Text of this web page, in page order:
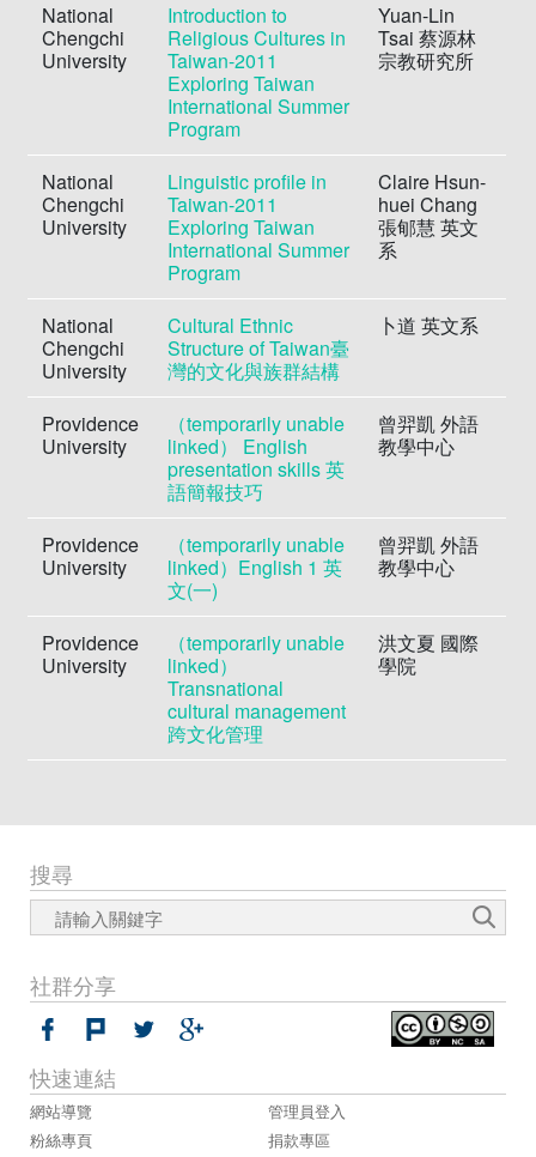
National
Chengchi
University
Introduction to
Religious Cultures in
Taiwan-2011
Exploring Taiwan
International Summer
Program
Yuan-Lin
Tsai 蔡源林
宗教研究所
National
Chengchi
University
Linguistic profile in
Taiwan-2011
Exploring Taiwan
International Summer
Program
Claire Hsun-
huei Chang
張郇慧 英文
系
National
Chengchi
University
Cultural Ethnic
Structure of Taiwan臺
灣的文化與族群結構
卜道 英文系
Providence
University
（temporarily unable
linked） English
presentation skills 英
語簡報技巧
曾羿凱 外語
教學中心
Providence
University
（temporarily unable
linked）English 1 英
文(一)
曾羿凱 外語
教學中心
Providence
University
（temporarily unable
linked）
Transnational
cultural management
跨文化管理
洪文夏 國際
學院
搜尋
社群分享
快速連結
網站導覽
管理員登入
粉絲專頁
捐款專區